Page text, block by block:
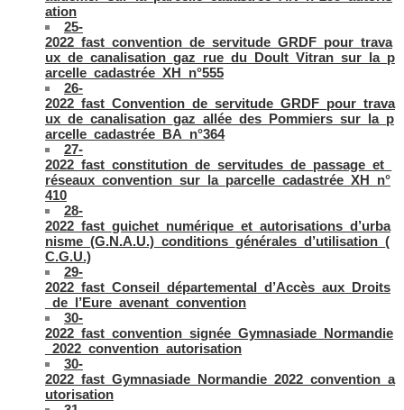
ation
25-
2022_fast_convention_de_servitude_GRDF_pour_trava
ux_de_canalisation_gaz_rue_du_Doult_Vitran_sur_la_p
arcelle_cadastrée_XH_n°555
26-
2022_fast_Convention_de_servitude_GRDF_pour_trava
ux_de_canalisation_gaz_allée_des_Pommiers_sur_la_p
arcelle_cadastrée_BA_n°364
27-
2022_fast_constitution_de_servitudes_de_passage_et_
réseaux_convention_sur_la_parcelle_cadastrée_XH_n°
410
28-
2022_fast_guichet_numérique_et_autorisations_d’urba
nisme_(G.N.A.U.)_conditions_générales_d’utilisation_(
C.G.U.)
29-
2022_fast_Conseil_départemental_d’Accès_aux_Droits
_de_l’Eure_avenant_convention
30-
2022_fast_convention_signée_Gymnasiade_Normandie
_2022_convention_autorisation
30-
2022_fast_Gymnasiade_Normandie_2022_convention_a
utorisation